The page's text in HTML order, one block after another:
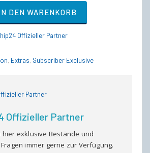
DEN WARENKORB
Offizieller Partner
, Extras, Subscriber Exclusive
Offizieller Partner
exklusive Bestände und
immer gerne zur Verfügung.